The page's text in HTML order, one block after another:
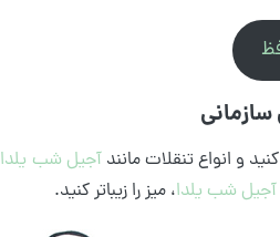
و انواع تنقلات مانندآجیل شب یلدا
آجیل شب یلدا، میز را زیباتر کنید.